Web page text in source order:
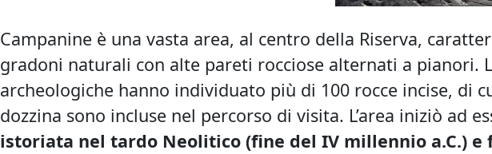
Campanine è una vasta area, al centro della Riserva,
gradoni naturali con alte pareti rocciose alternati a pianori.
archeologiche hanno individuato più di 100 rocce incise, di
dozzina sono incluse nel percorso di visita. L’area iniziò ad
istoriata nel tardo Neolitico (fine del IV millennio a.C.) e